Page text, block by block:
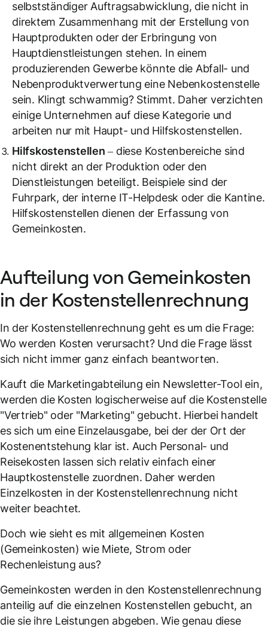
selbstständiger Auftragsabwicklung, die nicht in
direktem Zusammenhang mit der Erstellung von
Hauptprodukten oder der Erbringung von
Hauptdienstleistungen stehen. In einem
produzierenden Gewerbe könnte die Abfall- und
Nebenproduktverwertung eine Nebenkostenstelle
sein. Klingt schwammig? Stimmt. Daher verzichten
einige Unternehmen auf diese Kategorie und
arbeiten nur mit Haupt- und Hilfskostenstellen.
Hilfskostenstellen– diese Kostenbereiche sind
nicht direkt an der Produktion oder den
Dienstleistungen beteiligt. Beispiele sind der
Fuhrpark, der interne IT-Helpdesk oder die Kantine.
Hilfskostenstellen dienen der Erfassung von
Gemeinkosten.
Aufteilung von Gemeinkosten
in der Kostenstellenrechnung
In der Kostenstellenrechnung geht es um die Frage:
Wo werden Kosten verursacht? Und die Frage lässt
sich nicht immer ganz einfach beantworten.
Kauft die Marketingabteilung ein Newsletter-Tool ein,
werden die Kosten logischerweise auf die Kostenstelle
"Vertrieb" oder "Marketing" gebucht. Hierbei handelt
es sich um eine Einzelausgabe, bei der der Ort der
Kostenentstehung klar ist. Auch Personal- und
Reisekosten lassen sich relativ einfach einer
Hauptkostenstelle zuordnen. Daher werden
Einzelkosten in der Kostenstellenrechnung nicht
weiter beachtet.
Doch wie sieht es mit allgemeinen Kosten
(Gemeinkosten) wie Miete, Strom oder
Rechenleistung aus?
Gemeinkosten werden in den Kostenstellenrechnung
anteilig auf die einzelnen Kostenstellen gebucht, an
die sie ihre Leistungen abgeben. Wie genau diese